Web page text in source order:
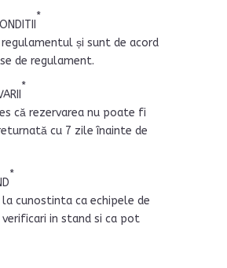
*
și sunt de acord
de regulament.
*
că rezervarea nu poate fi
cu 7 zile înainte de
*
cunostinta ca echipele de
in stand si ca pot